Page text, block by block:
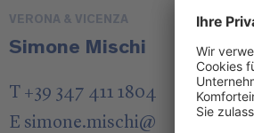
VERONA & VICENZA
Simone Mischi
T +39 347 411 1804
E simone.mischi@